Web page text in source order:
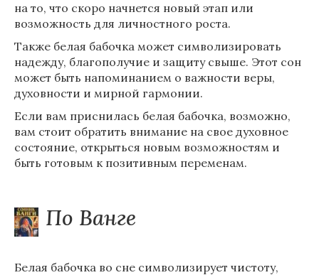
на то, что скоро начнется новый этап или
возможность для личностного роста.
Также белая бабочка может символизировать
надежду, благополучие и защиту свыше. Этот сон
может быть напоминанием о важности веры,
духовности и мирной гармонии.
Если вам приснилась белая бабочка, возможно,
вам стоит обратить внимание на свое духовное
состояние, открыться новым возможностям и
быть готовым к позитивным переменам.
По Ванге
Белая бабочка во сне символизирует чистоту,